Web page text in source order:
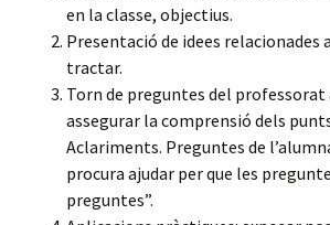
en la classe, objectius.
Presentació de idees relacionades
tractar.
Torn de preguntes del professorat
assegurar la comprensió dels
Aclariments. Preguntes de
procura ajudar per que les
preguntes”.